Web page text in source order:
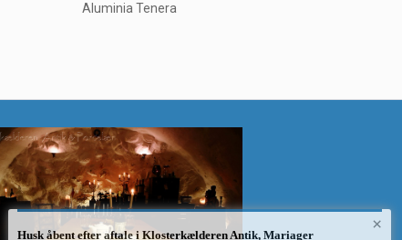
Aluminia Tenera
×
Husk åbent efter aftale i Klosterkælderen Antik, Mariager